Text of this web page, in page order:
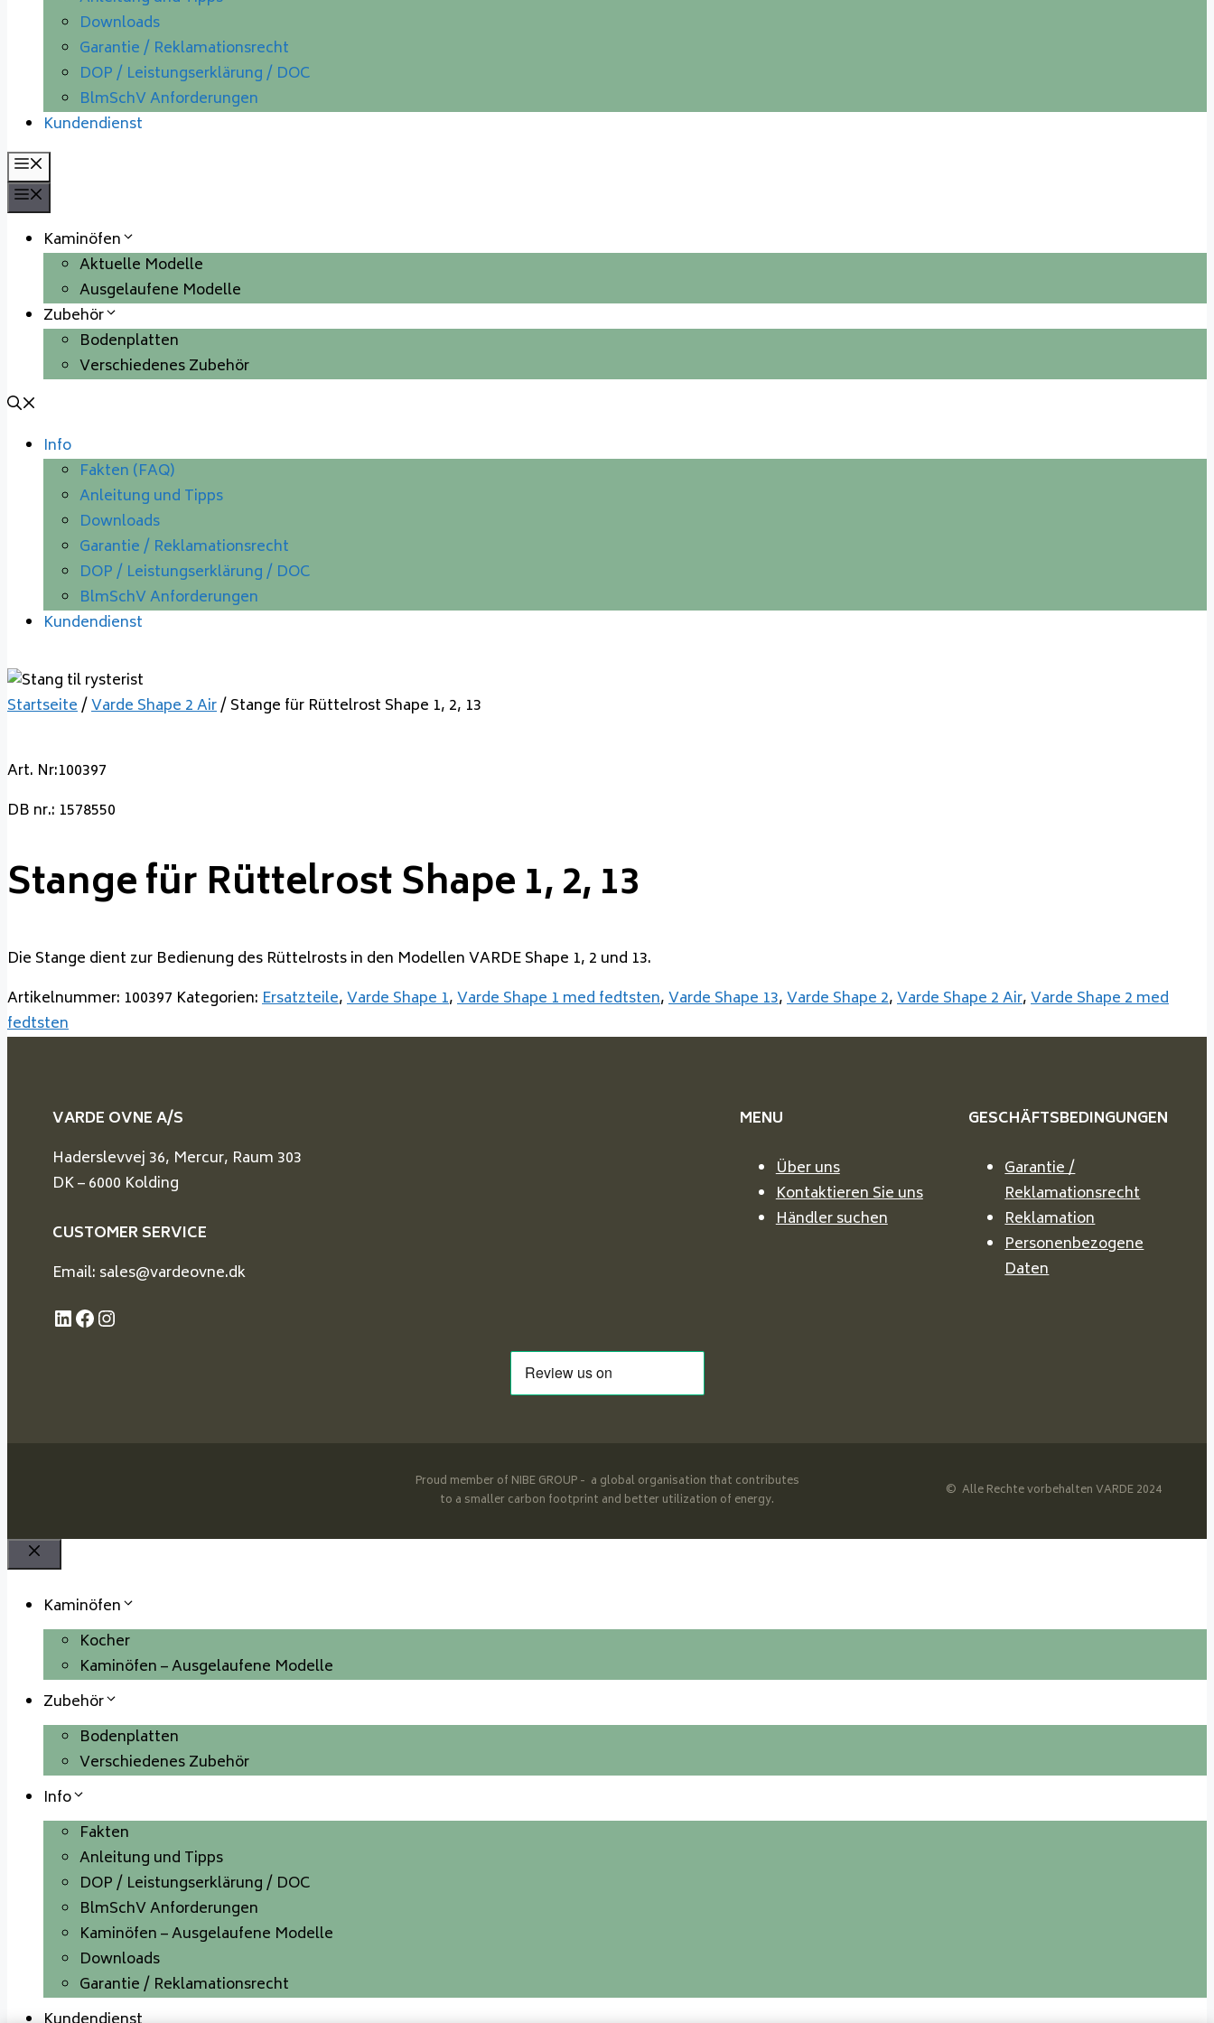
Downloads
Garantie / Reklamationsrecht
DOP / Leistungserklärung / DOC
BlmSchV Anforderungen
Kundendienst
Kaminöfen
Aktuelle Modelle
Ausgelaufene Modelle
Zubehör
Bodenplatten
Verschiedenes Zubehör
Info
Fakten (FAQ)
Anleitung und Tipps
Downloads
Garantie / Reklamationsrecht
DOP / Leistungserklärung / DOC
BlmSchV Anforderungen
Kundendienst
Startseite/Varde Shape 2 Air/ Stange für Rüttelrost Shape 1, 2, 13
Art. Nr:100397
DB nr.: 1578550
Stange für Rüttelrost Shape 1, 2, 13
Die Stange dient zur Bedienung des Rüttelrosts in den Modellen VARDE Shape 1, 2 und 13.
Artikelnummer: 100397 Kategorien:Ersatzteile,Varde Shape 1,Varde Shape 1 med fedtsten,Varde Shape 13,Varde Shape 2,Varde Shape 2 Air,Varde Shape 2 med
fedtsten
VARDE OVNE A/S
Haderslevvej 36, Mercur, Raum 303
DK – 6000 Kolding
CUSTOMER SERVICE
Email: sales@vardeovne.dk
LinkedIn
Facebook
Instagram
MENU
Über uns
Kontaktieren Sie uns
Händler suchen
GESCHÄFTSBEDINGUNGEN
Garantie /
Reklamationsrecht
Reklamation
Personenbezogene
Daten
Proud member of NIBE GROUP - a global organisation that contributes
to a smaller carbon footprint and better utilization of energy.
© Alle Rechte vorbehalten VARDE 2024
Kaminöfen
Kocher
Kaminöfen – Ausgelaufene Modelle
Zubehör
Bodenplatten
Verschiedenes Zubehör
Info
Fakten
Anleitung und Tipps
DOP / Leistungserklärung / DOC
BlmSchV Anforderungen
Kaminöfen – Ausgelaufene Modelle
Downloads
Garantie / Reklamationsrecht